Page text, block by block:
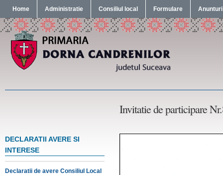
Home Administratie Consiliul local Formulare Anunturi
Invitatie de participare
DECLARATII AVERE SI
INTERESE
Declaratii de avere Consiliul Local